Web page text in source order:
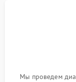
Мы проведем